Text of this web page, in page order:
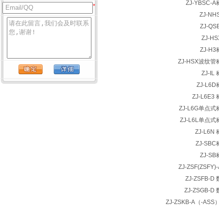
*
ZJ-YBSC-A
ZJ-
ZJ-
ZJ-
ZJ-H3
ZJ-HSX波纹管
ZJ-IL
ZJ-L6D
ZJ-L6E3
ZJ-L6G单点式
ZJ-L6L单点式
ZJ-L6N
ZJ-SBC
ZJ-SB
ZJ-
ZJ-ZSFB-D
ZJ-ZSGB-D
ZJ-ZSKB-A（-ASS